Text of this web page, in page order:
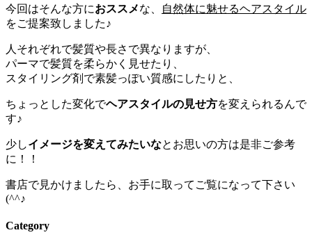
今回はそんな方におススメな、
自然体に魅せるヘアスタイル
をご提案致しました♪
人それぞれで髪質や長さで異なりますが、
パーマで髪質を柔らかく見せたり、
スタイリング剤で素髪っぽい質感にしたりと、
ちょっとした変化でヘアスタイルの見せ方を変えられるんで
す♪
少しイメージを変えてみたいなとお思いの方は是非ご参考
に！！
書店で見かけましたら、お手に取ってご覧になって下さい
(^^♪
Category